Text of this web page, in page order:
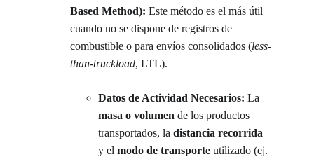
Based Method): Este método es el más útil
cuando no se dispone de registros de
combustible o para envíos consolidados (less-
than-truckload, LTL).
Datos de Actividad Necesarios: La
masa o volumen de los productos
transportados, la distancia recorrida
y el modo de transporte utilizado (ej.